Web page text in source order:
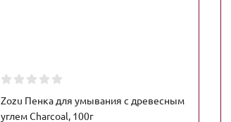
Zozu Пенка для умывания с древесным
углем Charcoal, 100г